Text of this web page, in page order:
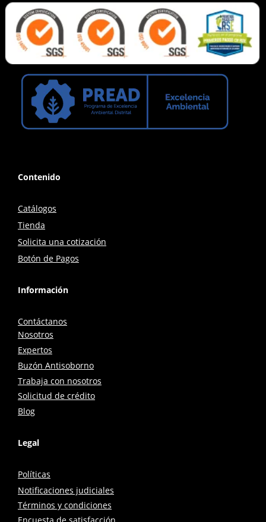
Contenido
Catálogos
Tienda
Solicita una cotización
Botón de Pagos
Información
Contáctanos
Nosotros
Expertos
Buzón Antisoborno
Trabaja con nosotros
Solicitud de crédito
Blog
Legal
Políticas
Notificaciones judiciales
Términos y condiciones